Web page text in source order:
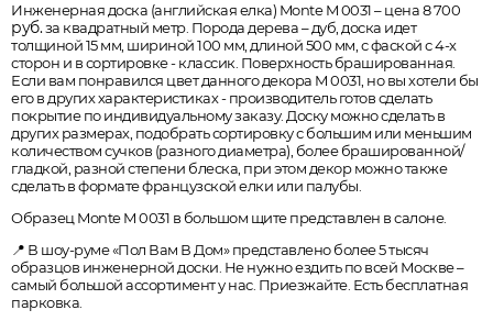
Инженерная доска (английская елка) Monte M 0031 – цена 8 700
руб.за квадратный метр. Порода дерева – дуб, доска идет
толщиной 15 мм, шириной 100 мм, длиной 500 мм, с фаской с 4-х
сторон и в сортировке - классик. Поверхность брашированная.
Если вам понравился цвет данного декора M 0031, но вы хотели бы
его в других характеристиках - производитель готов сделать
покрытие по индивидуальному заказу. Доску можно сделать в
других размерах, подобрать сортировку с большим или меньшим
количеством сучков (разного диаметра), более брашированной/
гладкой, разной степени блеска, при этом декор можно также
сделать в формате французской елки или палубы.
Образец Monte M 0031 в большом щите представлен в салоне.
📍 В шоу-руме «Пол Вам В Дом» представлено более 5 тысяч
образцов инженерной доски. Не нужно ездить по всей Москве –
самый большой ассортимент у нас. Приезжайте. Есть бесплатная
парковка.